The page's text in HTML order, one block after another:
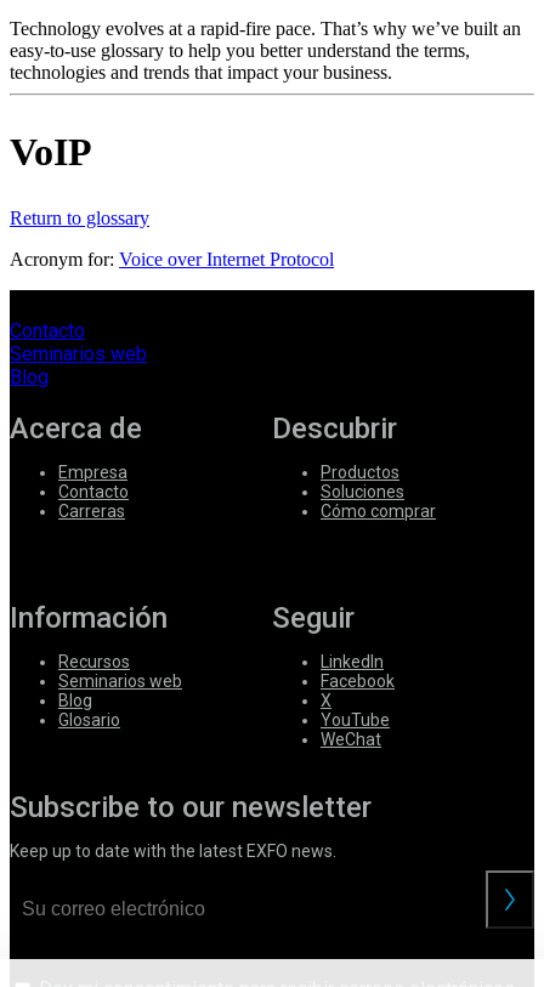
Asistencia
Servicios
Cómo
Recursos
Contacto
Corporate
Careers
Partners
Suppliers
Technology evolves at a rapid-fire pace. That’s why we’ve built an
easy-to-use glossary to help you better understand the terms,
technologies and trends that impact your business.
VoIP
Return to glossary
Acronym for: Voice over Internet Protocol
Contacto
Seminarios web
Blog
Acerca de
Empresa
Contacto
Carreras
Descubrir
Productos
Soluciones
Cómo comprar
Información
Recursos
Seminarios web
Blog
Glosario
Seguir
LinkedIn
Facebook
X
YouTube
WeChat
Subscribe to our newsletter
Keep up to date with the latest EXFO news.